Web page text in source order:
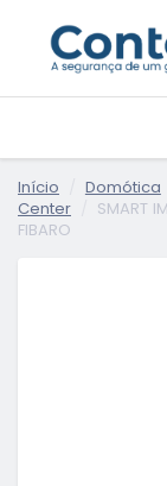
Início Domótica
Center
SMART
FIBARO